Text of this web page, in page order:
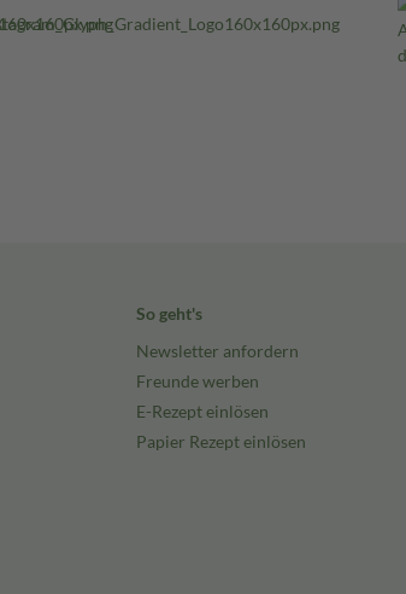
So geht's
Newsletter anfordern
Freunde werben
E-Rezept einlösen
Papier Rezept einlösen